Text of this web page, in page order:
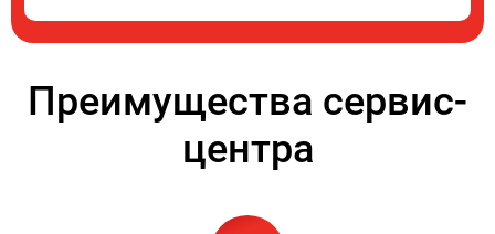
Преимущества сервис-
центра